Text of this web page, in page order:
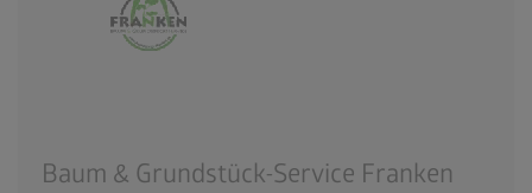
Baum & Grundstück-Service Franken